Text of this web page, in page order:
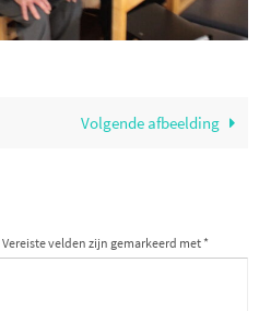
Volgende afbeelding
Vereiste velden zijn gemarkeerd met *